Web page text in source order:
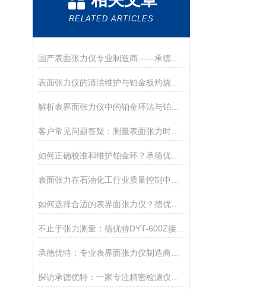
RELATED ARTICLES
国产表面张力仪专业制造商——承德优特检测仪器制造有限公司
表面张力仪的清洁维护与铂金板灼烧处理
客户常见问题答疑：测量表面张力时为什么数值会跳动？
如何正确校准和维护铂金环？承德优特延长表面张力仪寿命的5点建议
如何选择合适的表界面张力仪？德优特全系列选型指南
不止于张力测量：德优特DYT-600Z接触角测定仪的多维分析能力